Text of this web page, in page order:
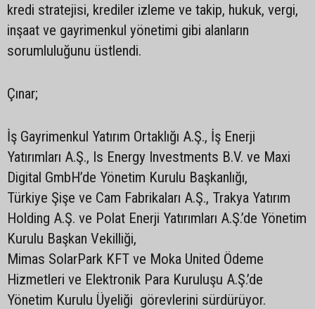
kredi stratejisi, krediler izleme ve takip, hukuk, vergi,
inşaat ve gayrimenkul yönetimi gibi alanların
sorumluluğunu üstlendi.
Çınar;
İş Gayrimenkul Yatırım Ortaklığı A.Ş., İş Enerji
Yatırımları A.Ş., Is Energy Investments B.V. ve Maxi
Digital GmbH’de Yönetim Kurulu Başkanlığı,
Türkiye Şişe ve Cam Fabrikaları A.Ş., Trakya Yatırım
Holding A.Ş. ve Polat Enerji Yatırımları A.Ş.’de Yönetim
Kurulu Başkan Vekilliği,
Mimas SolarPark KFT ve Moka United Ödeme
Hizmetleri ve Elektronik Para Kuruluşu A.Ş.’de
Yönetim Kurulu Üyeliği görevlerini sürdürüyor.